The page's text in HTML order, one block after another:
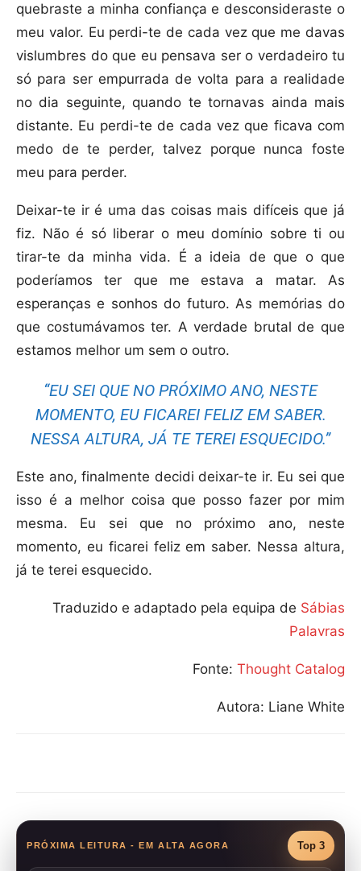
quebraste a minha confiança e desconsideraste o
meu valor. Eu perdi-te de cada vez que me davas
vislumbres do que eu pensava ser o verdadeiro tu
só para ser empurrada de volta para a realidade
no dia seguinte, quando te tornavas ainda mais
distante. Eu perdi-te de cada vez que ficava com
medo de te perder, talvez porque nunca foste
meu para perder.
Deixar-te ir é uma das coisas mais difíceis que já
fiz. Não é só liberar o meu domínio sobre ti ou
tirar-te da minha vida. É a ideia de que o que
poderíamos ter que me estava a matar. As
esperanças e sonhos do futuro. As memórias do
que costumávamos ter. A verdade brutal de que
estamos melhor um sem o outro.
“EU SEI QUE NO PRÓXIMO ANO, NESTE
MOMENTO, EU FICAREI FELIZ EM SABER.
NESSA ALTURA, JÁ TE TEREI ESQUECIDO.”
Este ano, finalmente decidi deixar-te ir. Eu sei que
isso é a melhor coisa que posso fazer por mim
mesma. Eu sei que no próximo ano, neste
momento, eu ficarei feliz em saber. Nessa altura,
já te terei esquecido.
Traduzido e adaptado pela equipa de Sábias
Palavras
Fonte: Thought Catalog
Autora: Liane White
PRÓXIMA LEITURA - EM ALTA AGORA Top 3